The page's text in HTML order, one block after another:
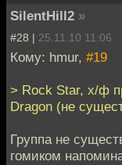
SilentHill2 »
#28 | 25.11.10 11:06
Кому: hmur, #19
> Rock Star, х/ф
Dragon (не
Группа не
гомиком